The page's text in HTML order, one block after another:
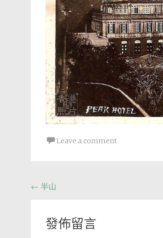
Leave a comment
Post
← 半山
發佈留言